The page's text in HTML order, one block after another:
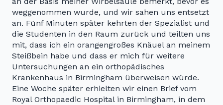
weggenommen wurde, und wir sahen uns entsetzt
an. Fünf Minuten später kehrten der Spezialist und
die Studenten in den Raum zurück und teilten uns
mit, dass ich ein orangengroßes Knäuel an meinem
Steißbein habe und dass er mich für weitere
Untersuchungen an ein orthopädisches
Krankenhaus in Birmingham überweisen würde.
Eine Woche später erhielten wir einen Brief vom
Royal Orthopaedic Hospital in Birmingham, in dem